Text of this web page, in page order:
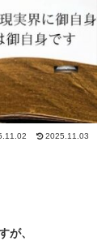
2025.11.03
が、